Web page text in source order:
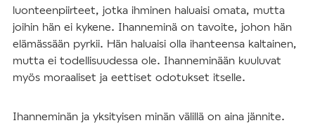
luonteenpiirteet, jotka ihminen haluaisi omata, mutta
joihin hän ei kykene. Ihanneminä on tavoite, johon hän
elämässään pyrkii. Hän haluaisi olla ihanteensa kaltainen,
mutta ei todellisuudessa ole. Ihanneminään kuuluvat
myös moraaliset ja eettiset odotukset itselle.
Ihanneminän ja yksityisen minän välillä on aina jännite.